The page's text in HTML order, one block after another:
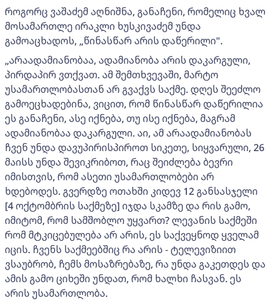
როგორც ვაშაძემ აღნიშნა, განაჩენი, რომელიც ხვალ
მოსამართლე ირაკლი ხუსკივაძემ უნდა
გამოაცხადოს, „წინასწარ არის დაწერილი".
„არაადამიანობაა, ადამიანობა არის დაკარგული,
პირდაპირ ვთქვათ. ამ შემთხვევაში, მარტო
უსამართლობასთან არ გვაქვს საქმე. დღეს შეეძლო
გამოეცხადებინა, ვიცით, რომ წინასწარ დაწერილია
ეს განაჩენი, ასე იქნება, თუ ისე იქნება, მაგრამ
ადამიანობაა დაკარგული. აი, ამ არაადამიანობას
ჩვენ უნდა დავუპირისპიროთ სიკეთე, სიყვარული, 26
მაისს უნდა შევიკრიბოთ, რაც შეიძლება ბევრი
იმისთვის, რომ ასეთი უსამართლობები არ
ხდებოდეს. გვერდზე ოთახში კიდევ 12 განსასჯელი
[4 ოქტომბრის საქმეზე] იჯდა სკამზე და რის გამო,
იმიტომ, რომ სამშობლო უყვართ? ლევანის საქმეში
რომ მტკიცებულება არ არის, ეს საქვეყნოდ ყველამ
იცის. ჩვენს საქმეებშიც რა არის - ტელევიზიით
ვსაუბრობ, ჩემს მოსაზრებაზე, რა უნდა გაკეთდეს და
ამის გამო ციხეში უნდათ, რომ ხალხი ჩასვან. ეს
არის უსამართლობა.